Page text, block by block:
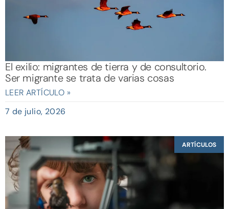
El exilio: migrantes de tierra y de consultorio.
Ser migrante se trata de varias cosas
LEER ARTÍCULO »
7 de julio, 2026
ARTÍCULOS